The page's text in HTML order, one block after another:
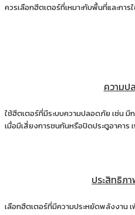
ควรเลือกฮีตเตอร์ที่เหมาะกับพื้นที่และกา
ความป
ใช้ฮีตเตอร์ที่มีระบบความปลอดภัย เช่น มี
เมื่อมีเสี่ยงการชนกันหรือปิดประตูอาคาร
ประสิทธิภ
เลือกฮีตเตอร์ที่มีความประหยัดพลังงาน